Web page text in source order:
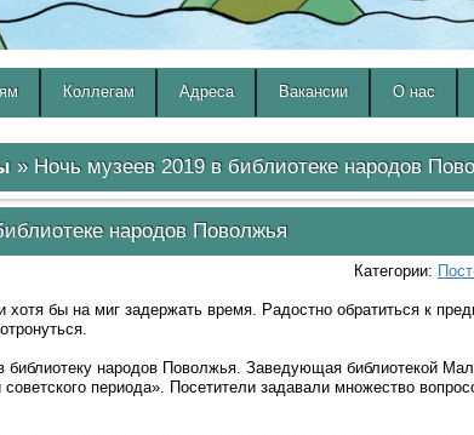
Коллегам Адреса Вакансии О нас
» Ночь музеев 2019 в библиотеке народов
народов Поволжья
Категории:
бы на миг задержать время. Радостно обратиться к
народов Поволжья. Заведующая библиотекой
периода». Посетители задавали множество